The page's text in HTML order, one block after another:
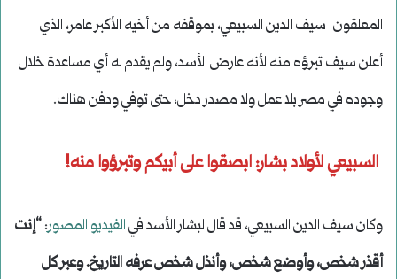
المعلقون سيف الدين السبيعي، بموقفه من أخيه الأكبر عامر، الذي
أعلن سيف تبرؤه منه لأنه عارض الأسد، ولم يقدم له أي مساعدة خلال
وجوده في مصر بلا عمل ولا مصدر دخل، حتى توفي ودفن هناك.
السبيعي لأولاد بشار: ابصقوا على أبيكم وتبرؤوا منه!
وكان سيف الدين السبيعي، قد قال لبشار الأسد فيالفيديو المصور:“إنت
أقذر شخص، وأوضع شخص، وأنذل شخص عرفه التاريخ. وعبر كل